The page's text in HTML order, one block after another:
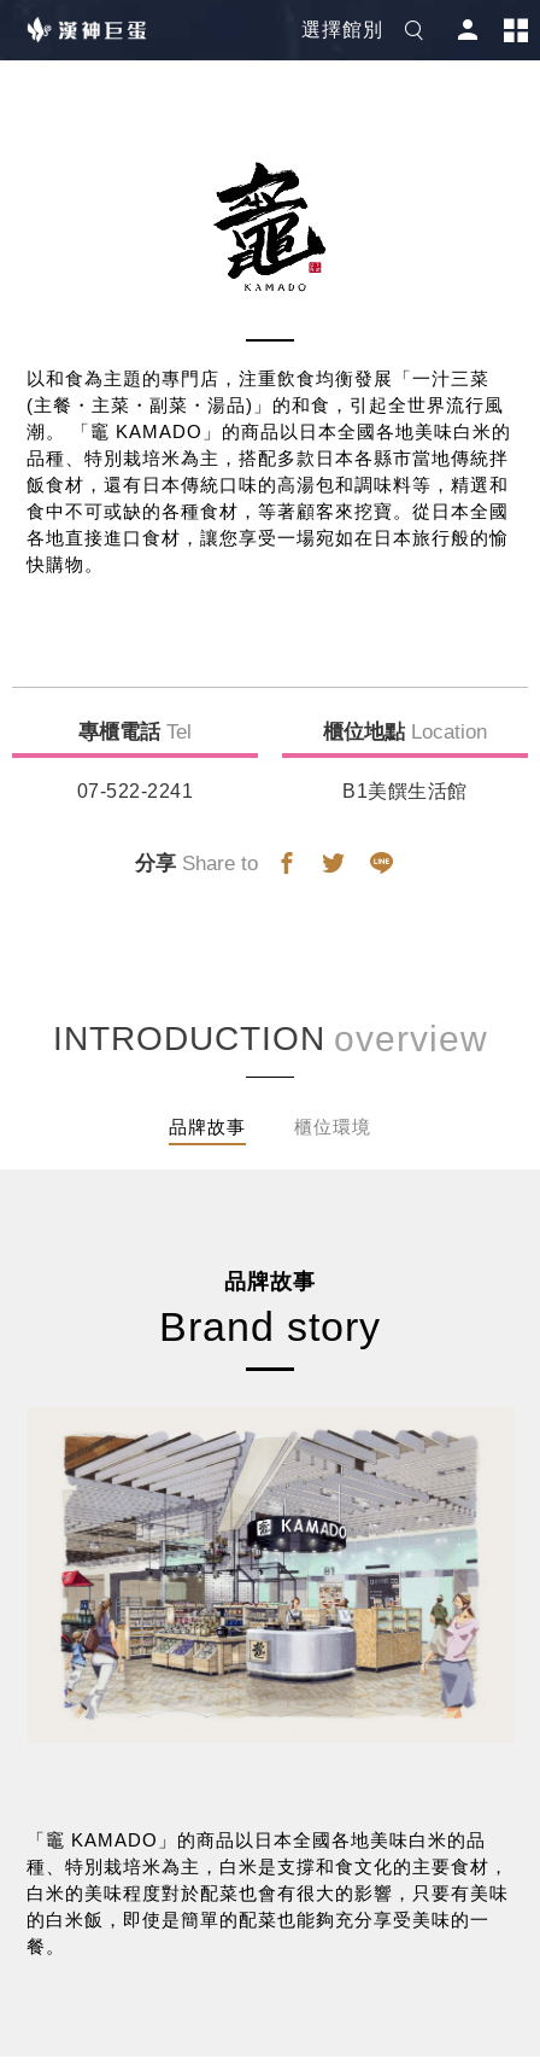
選擇館別
以和食為主題的專門店，注重飲食均衡發展「一汁三菜
(主餐・主菜・副菜・湯品)」的和食，引起全世界流行風
潮。 「竈 KAMADO」的商品以日本全國各地美味白米的
品種、特別栽培米為主，搭配多款日本各縣市當地傳統拌
飯食材，還有日本傳統口味的高湯包和調味料等，精選和
食中不可或缺的各種食材，等著顧客來挖寶。從日本全國
各地直接進口食材，讓您享受一場宛如在日本旅行般的愉
快購物。
專櫃電話 Tel
07-522-2241
櫃位地點 Location
B1美饌生活館
分享 Share to
INTRODUCTION
品牌故事 櫃位環境
品牌故事
Brand story
「竈 KAMADO」的商品以日本全國各地美味白米的品
種、特別栽培米為主，白米是支撐和食文化的主要食材，
白米的美味程度對於配菜也會有很大的影響，只要有美味
的白米飯，即使是簡單的配菜也能夠充分享受美味的一
餐。